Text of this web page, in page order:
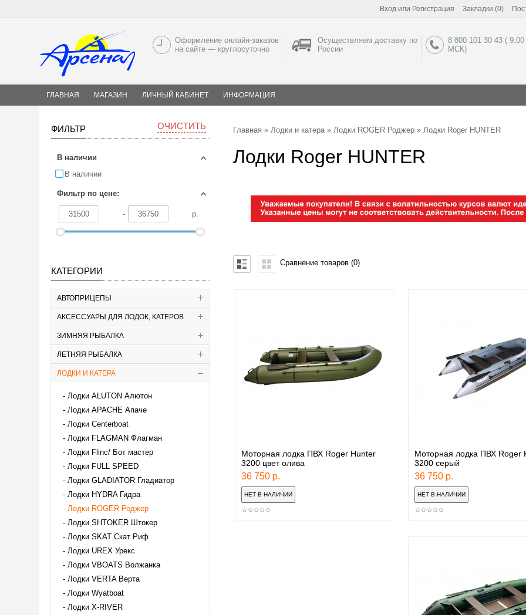
Вход или Регистрация Закладки (0)
Оформление онлайн-заказов
на сайте — круглосуточно
Осуществляем доставку по
России
8 800 101 30 43 (
МСК)
ГЛАВНАЯ МАГАЗИН ЛИЧНЫЙ КАБИНЕТ ИНФОРМАЦИЯ
ФИЛЬТР ОЧИСТИТЬ
В наличии
В наличии
Фильтр по цене:
- р.
КАТЕГОРИИ
АВТОПРИЦЕПЫ
АКСЕССУАРЫ ДЛЯ ЛОДОК, КАТЕРОВ
ЗИМНЯЯ РЫБАЛКА
ЛЕТНЯЯ РЫБАЛКА
ЛОДКИ И КАТЕРА
Лодки ALUTON Алютон
Лодки APACHE Апаче
Лодки Centerboat
Лодки FLAGMAN Флагман
Лодки Flinc/ Бот мастер
Лодки FULL SPEED
Лодки GLADIATOR Гладиатор
Лодки HYDRA Гидра
Лодки ROGER Роджер
Лодки SHTOKER Штокер
Лодки SKAT Скат Риф
Лодки UREX Урекс
Лодки VBOATS Волжанка
Лодки VERTA Верта
Лодки Wyatboat
Лодки X-RIVER
Главная » Лодки и катера» Лодки ROGER Роджер » Лодки Roger HUNTER
Лодки Roger HUNTER
Сравнение товаров (0)
Моторная лодка ПВХ Roger Hunter
3200 цвет олива
36 750 р.
Моторная лодка ПВХ Roger
3200 серый
36 750 р.